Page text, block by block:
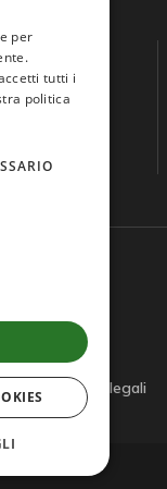
policy Note legali
per
tutti i
politica